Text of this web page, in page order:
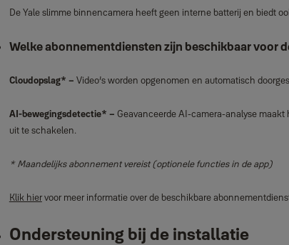
De Yale slimme binnencamera heeft geen interne batterij en biedt
Welke abonnementdiensten zijn beschikbaar voor
Cloudopslag* – Video’s worden opgenomen en automatisch
AI‑bewegingsdetectie* – Geavanceerde AI‑camera‑analyse
uit te schakelen.
* Maandelijks abonnement vereist (optionele functies in de app)
Klik hiervoor meer informatie over de beschikbare
Ondersteuning bij de installatie